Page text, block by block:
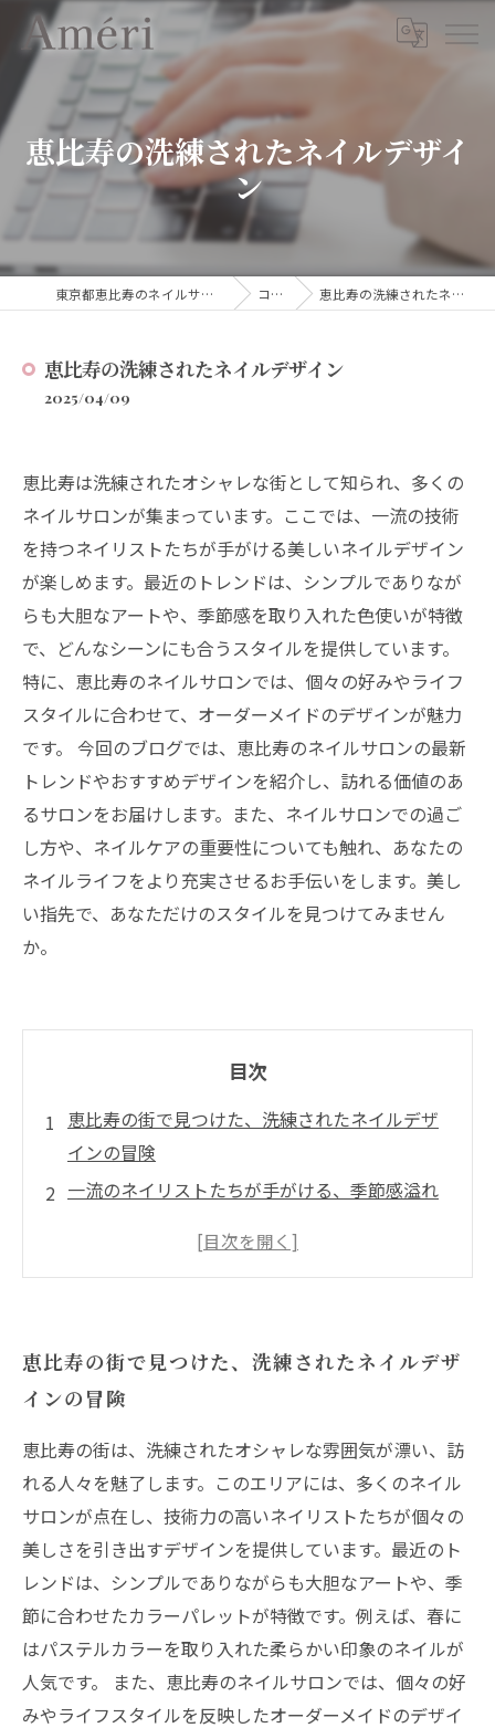
恵比寿の洗練されたネイルデザイ
ン
東京都恵比寿のネイルサロンならAmeri コラム 恵比寿の洗練されたネイルデザイン
恵比寿の洗練されたネイルデザイン
2025/04/09
恵比寿は洗練されたオシャレな街として知られ、多くの
ネイルサロンが集まっています。ここでは、一流の技術
を持つネイリストたちが手がける美しいネイルデザイン
が楽しめます。最近のトレンドは、シンプルでありなが
らも大胆なアートや、季節感を取り入れた色使いが特徴
で、どんなシーンにも合うスタイルを提供しています。
特に、恵比寿のネイルサロンでは、個々の好みやライフ
スタイルに合わせて、オーダーメイドのデザインが魅力
です。 今回のブログでは、恵比寿のネイルサロンの最新
トレンドやおすすめデザインを紹介し、訪れる価値のあ
るサロンをお届けします。また、ネイルサロンでの過ご
し方や、ネイルケアの重要性についても触れ、あなたの
ネイルライフをより充実させるお手伝いをします。美し
い指先で、あなただけのスタイルを見つけてみません
か。
目次
恵比寿の街で見つけた、洗練されたネイルデザ
インの冒険
一流のネイリストたちが手がける、季節感溢れ
シンプルで大胆なネイルトレンド、あなたに合
ネイルサロン体験
ネイルサロンでのリラックスタイム、心と指先
を癒す方法
美しい指先を手に入れるためのネイルケアの重
要性とは？
自分だけのスタイルを叶える、恵比寿ネイルの
真髄を探る
恵比寿の街で見つけた、洗練されたネイルデザ
インの冒険
恵比寿の街は、洗練されたオシャレな雰囲気が漂い、訪
れる人々を魅了します。このエリアには、多くのネイル
サロンが点在し、技術力の高いネイリストたちが個々の
美しさを引き出すデザインを提供しています。最近のト
レンドは、シンプルでありながらも大胆なアートや、季
節に合わせたカラーパレットが特徴です。例えば、春に
はパステルカラーを取り入れた柔らかい印象のネイルが
人気です。 また、恵比寿のネイルサロンでは、個々の好
みやライフスタイルを反映したオーダーメイドのデザイ